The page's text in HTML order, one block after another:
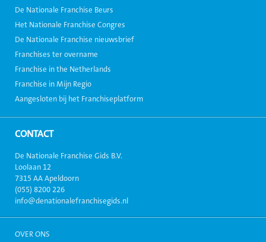
De Nationale Franchise Beurs
Het Nationale Franchise Congres
De Nationale Franchise nieuwsbrief
Franchises ter overname
Franchise in the Netherlands
Franchise in Mijn Regio
Aangesloten bij het Franchiseplatform
CONTACT
De Nationale Franchise Gids B.V.
Loolaan 12
7315 AA Apeldoorn
(055) 8200 226
info@denationalefranchisegids.nl
OVER ONS